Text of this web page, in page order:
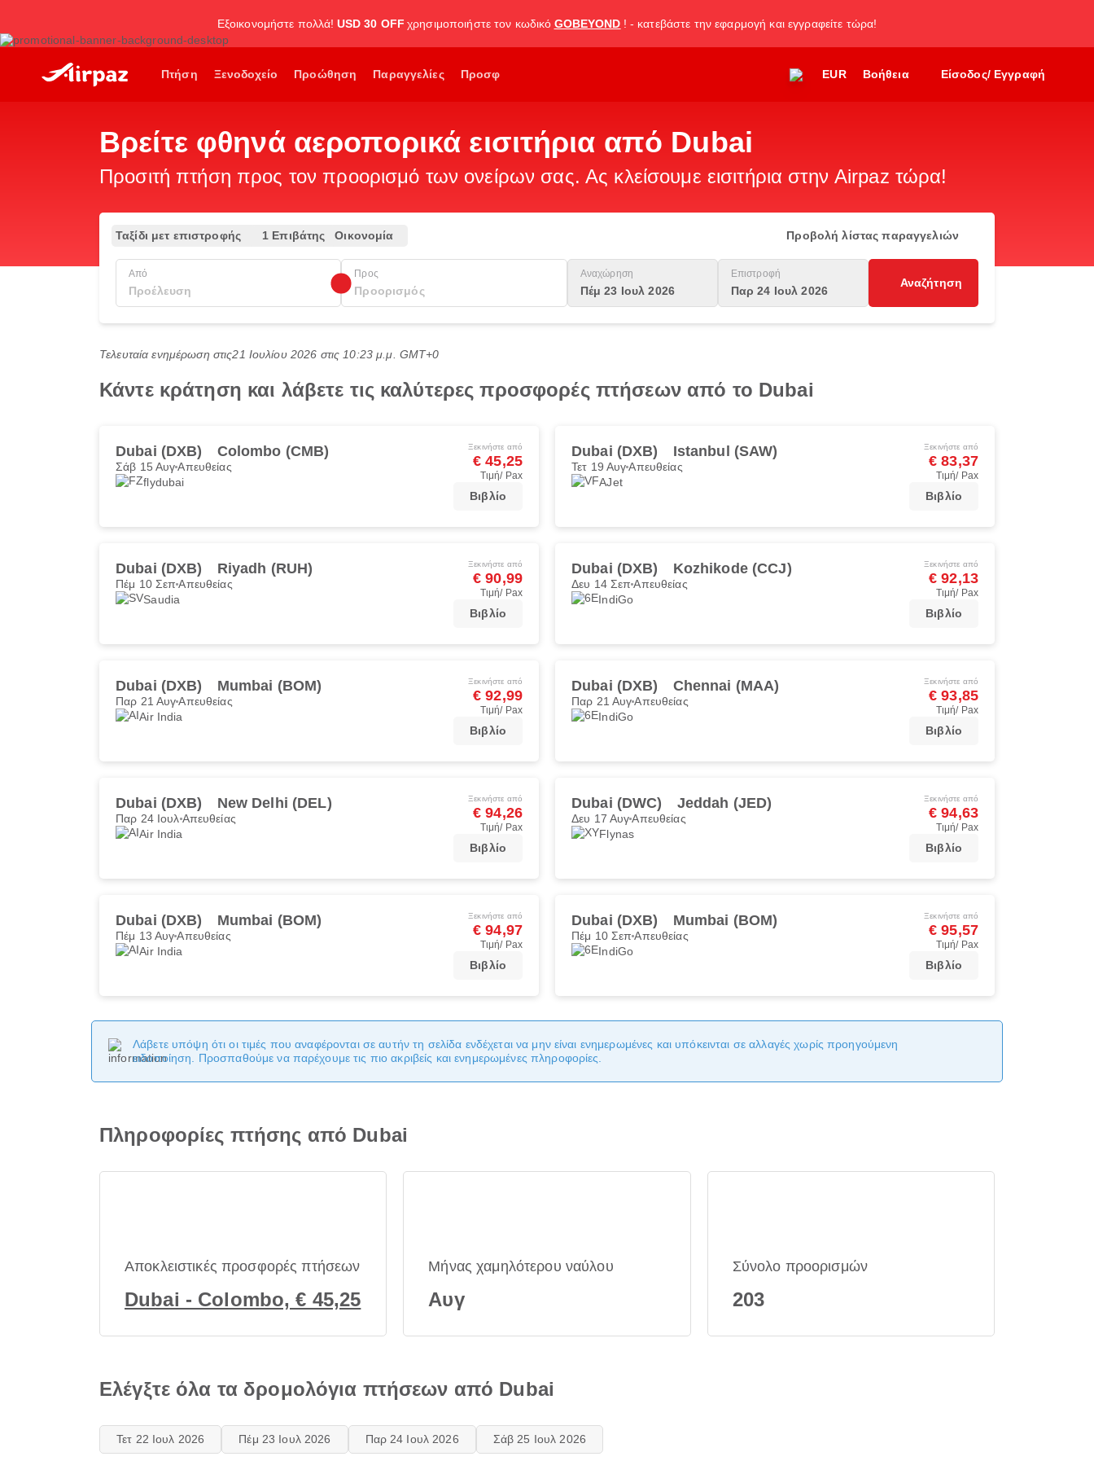
Εξοικονομήστε πολλά! USD 30 OFF χρησιμοποιήστε τον κωδικό GOBEYOND ! - κατεβάστε την εφαρμογή και εγγραφείτε τώρα!
Πτήση Ξενοδοχείο Προώθηση Παραγγελίες Προσφ EUR Βοήθεια Είσοδος/ Εγγραφή
Βρείτε φθηνά αεροπορικά εισιτήρια από Dubai
Προσιτή πτήση προς τον προορισμό των ονείρων σας. Ας κλείσουμε εισιτήρια στην Airpaz τώρα!
Ταξίδι μετ επιστροφής 1 Επιβάτης Οικονομία Προβολή λίστας παραγγελιών
Από Προς Αναχώρηση
Πέμ 23 Ιουλ 2026
Επιστροφή
Παρ 24 Ιουλ 2026
Αναζήτηση
Τελευταία ενημέρωση στις21 Ιουλίου 2026 στις 10:23 μ.μ. GMT+0
Κάντε κράτηση και λάβετε τις καλύτερες προσφορές πτήσεων από το Dubai
Dubai (DXB) Colombo (CMB)
Σάβ 15 ΑυγΑπευθείας
flydubai
Ξεκινήστε από
€ 45,25
Τιμή/ Pax
Βιβλίο
Dubai (DXB) Istanbul (SAW)
Τετ 19 ΑυγΑπευθείας
AJet
Ξεκινήστε από
€ 83,37
Τιμή/ Pax
Βιβλίο
Dubai (DXB) Riyadh (RUH)
Πέμ 10 ΣεπΑπευθείας
Saudia
Ξεκινήστε από
€ 90,99
Τιμή/ Pax
Βιβλίο
Dubai (DXB) Kozhikode (CCJ)
Δευ 14 ΣεπΑπευθείας
IndiGo
Ξεκινήστε από
€ 92,13
Τιμή/ Pax
Βιβλίο
Dubai (DXB) Mumbai (BOM)
Παρ 21 ΑυγΑπευθείας
Air India
Ξεκινήστε από
€ 92,99
Τιμή/ Pax
Βιβλίο
Dubai (DXB) Chennai (MAA)
Παρ 21 ΑυγΑπευθείας
IndiGo
Ξεκινήστε από
€ 93,85
Τιμή/ Pax
Βιβλίο
Dubai (DXB) New Delhi (DEL)
Παρ 24 Ιουλ Απευθείας
Air India
Ξεκινήστε από
€ 94,26
Τιμή/ Pax
Βιβλίο
Dubai (DWC) Jeddah (JED)
Δευ 17 ΑυγΑπευθείας
Flynas
Ξεκινήστε από
€ 94,63
Τιμή/ Pax
Βιβλίο
Dubai (DXB) Mumbai (BOM)
Πέμ 13 ΑυγΑπευθείας
Air India
Ξεκινήστε από
€ 94,97
Τιμή/ Pax
Βιβλίο
Dubai (DXB) Mumbai (BOM)
Πέμ 10 ΣεπΑπευθείας
IndiGo
Ξεκινήστε από
€ 95,57
Τιμή/ Pax
Βιβλίο
Λάβετε υπόψη ότι οι τιμές που αναφέρονται σε αυτήν τη σελίδα ενδέχεται να μην είναι ενημερωμένες και υπόκεινται σε αλλαγές χωρίς προηγούμενη
ειδοποίηση. Προσπαθούμε να παρέχουμε τις πιο ακριβείς και ενημερωμένες πληροφορίες.
Πληροφορίες πτήσης από Dubai
Αποκλειστικές προσφορές πτήσεων
Dubai - Colombo, € 45,25
Μήνας χαμηλότερου ναύλου
Αυγ
Σύνολο προορισμών
203
Ελέγξτε όλα τα δρομολόγια πτήσεων από Dubai
Τετ 22 Ιουλ 2026 Πέμ 23 Ιουλ 2026 Παρ 24 Ιουλ 2026 Σάβ 25 Ιουλ 2026